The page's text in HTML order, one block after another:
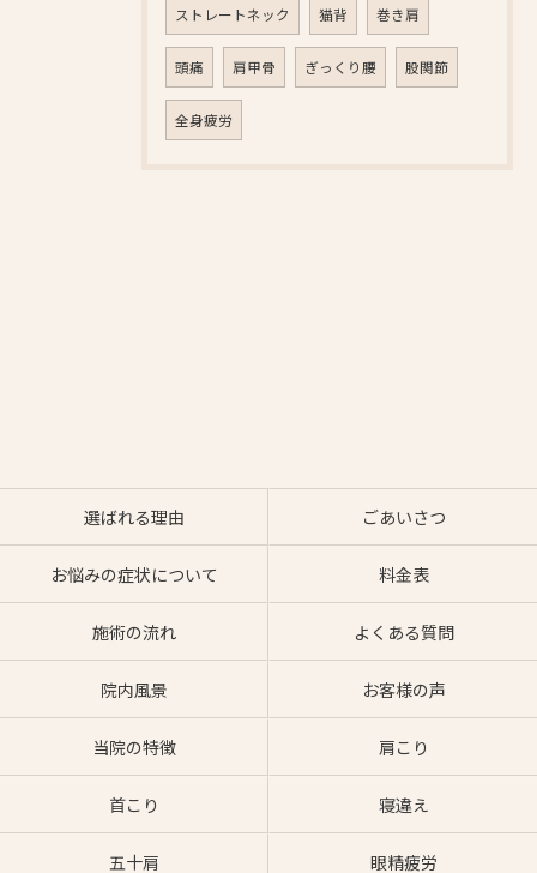
ストレートネック 猫背 巻き肩
頭痛 肩甲骨 ぎっくり腰 股関節
全身疲労
選ばれる理由 ごあいさつ
お悩みの症状について 料金表
施術の流れ よくある質問
院内風景 お客様の声
当院の特徴 肩こり
首こり 寝違え
五十肩 眼精疲労